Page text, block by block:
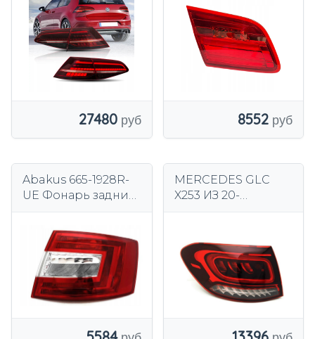
для левого и
правого VW Golf
7/7.5 European
27480
12/13 2043871E
8552
Abakus 665-1928R-
UE Фонарь задний
MERCEDES GLC
X253 ИЗ 20-
ЛЕВЫЙ ^